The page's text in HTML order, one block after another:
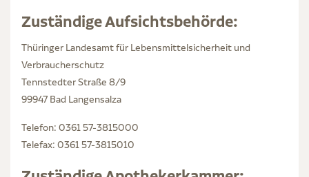
Zuständige Aufsichtsbehörde:
Thüringer Landesamt für Lebensmittelsicherheit und
Verbraucherschutz
Tennstedter Straße 8/9
99947 Bad Langensalza
Telefon: 0361 57-3815000
Telefax: 0361 57-3815010